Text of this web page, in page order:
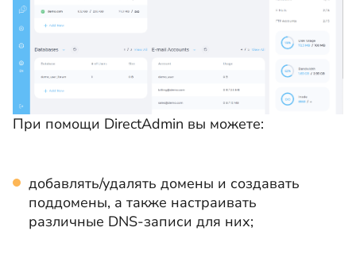
При помощи DirectAdmin вы можете:
добавлять/удалять домены и создавать
поддомены, а также настраивать
различные DNS-записи для них;